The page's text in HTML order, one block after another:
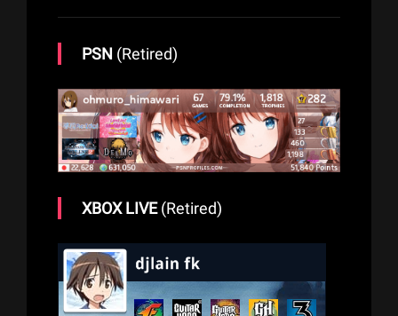
PSN (Retired)
XBOX LIVE(Retired)